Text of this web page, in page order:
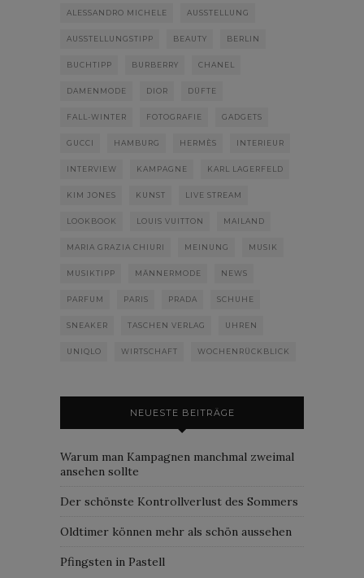
ALESSANDRO MICHELE AUSSTELLUNG
AUSSTELLUNGSTIPP BEAUTY BERLIN
BUCHTIPP BURBERRY CHANEL
DAMENMODE DIOR DÜFTE
FALL-WINTER FOTOGRAFIE GADGETS
GUCCI HAMBURG HERMÈS INTERIEUR
INTERVIEW KAMPAGNE KARL LAGERFELD
KIM JONES KUNST LIVE STREAM
LOOKBOOK LOUIS VUITTON MAILAND
MARIA GRAZIA CHIURI MEINUNG MUSIK
MUSIKTIPP MÄNNERMODE NEWS
PARFUM PARIS PRADA SCHUHE
SNEAKER TASCHEN VERLAG UHREN
UNIQLO WIRTSCHAFT WOCHENRÜCKBLICK
NEUESTE BEITRÄGE
Warum man Kampagnen manchmal zweimal
ansehen sollte
Der schönste Kontrollverlust des Sommers
Oldtimer können mehr als schön aussehen
Pfingsten in Pastell